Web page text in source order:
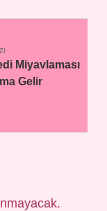
Miyavlaması
Gelir